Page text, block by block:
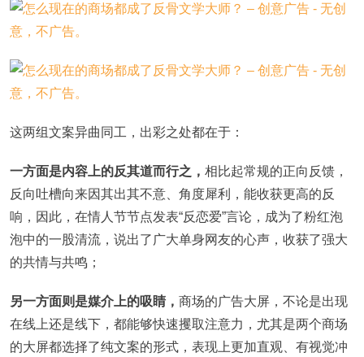
这两组文案异曲同工，出彩之处都在于：
一方面是内容上的反其道而行之， 相比起常规的正向反馈，
反向吐槽向来因其出其不意、角度犀利，能收获更高的反
响，因此，在情人节节点发表“反恋爱”言论，成为了粉红泡
泡中的一股清流，说出了广大单身网友的心声，收获了强大
的共情与共鸣；
另一方面则是媒介上的吸睛， 商场的广告大屏，不论是出现
在线上还是线下，都能够快速攫取注意力，尤其是两个商场
的大屏都选择了纯文案的形式，表现上更加直观、有视觉冲